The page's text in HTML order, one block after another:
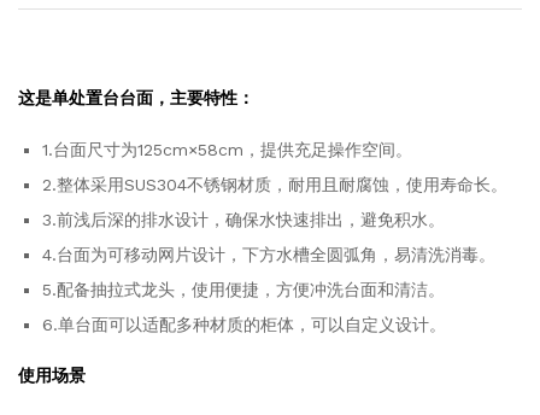
这是单处置台台面，主要特性：
1.台面尺寸为125cm×58cm，提供充足操作空间。
2.整体采用SUS304不锈钢材质，耐用且耐腐蚀，使用寿命长。
3.前浅后深的排水设计，确保水快速排出，避免积水。
4.台面为可移动网片设计，下方水槽全圆弧角，易清洗消毒。
5.配备抽拉式龙头，使用便捷，方便冲洗台面和清洁。
6.单台面可以适配多种材质的柜体，可以自定义设计。
使用场景